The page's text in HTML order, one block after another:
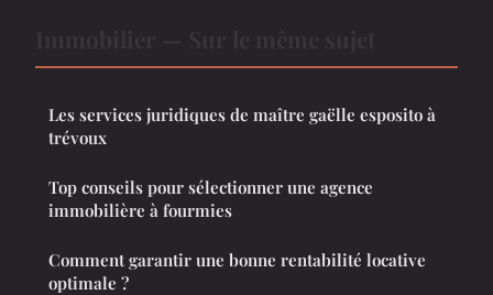
Les services juridiques de maître gaëlle esposito à
trévoux
Top conseils pour sélectionner une agence
immobilière à fourmies
Comment garantir une bonne rentabilité locative
optimale ?